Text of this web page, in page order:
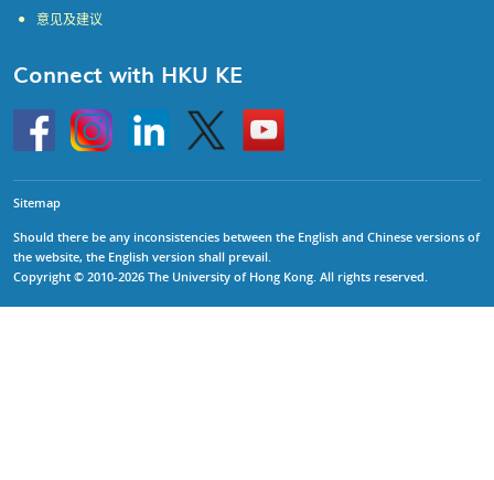
意见及建议
Connect with HKU KE
HKU
InstagramLinkedin Twitter
Go
to
HKU
Sitemap
Should there be any inconsistencies between the English and Chinese versions of
the website, the English version shall prevail.
Copyright © 2010-2026 The University of Hong Kong. All rights reserved.